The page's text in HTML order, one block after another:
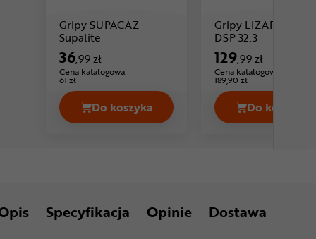
Gripy SUPACAZ
SupaliteCena: 36 ,99 zł
36,99 zł
Cena katalogowa:
61 zł
Do koszyka
Gripy SUPACAZ Supalite Cena 36,99
Gripy LIZARD
DSP 32.3
129,99 zł
Cena katalogowa:
189,90 zł
Do koszyka
Gripy
Specyfikacja Opinie Dostawa